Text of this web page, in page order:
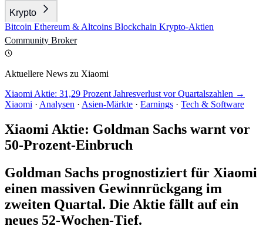
Krypto
Bitcoin Ethereum & Altcoins Blockchain Krypto-Aktien
Community Broker
Aktuellere News zu Xiaomi
Xiaomi Aktie: 31,29 Prozent Jahresverlust vor Quartalszahlen →
Xiaomi · Analysen · Asien-Märkte · Earnings · Tech & Software
Xiaomi Aktie: Goldman Sachs warnt vor
50-Prozent-Einbruch
Goldman Sachs prognostiziert für Xiaomi
einen massiven Gewinnrückgang im
zweiten Quartal. Die Aktie fällt auf ein
neues 52-Wochen-Tief.